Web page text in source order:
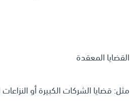
القضايا المعقدة
مثل: قضايا الشركات الكبيرة أو